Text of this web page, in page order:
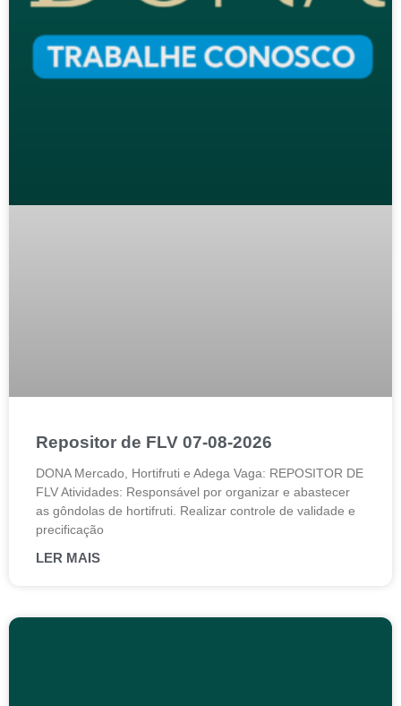
Repositor de FLV 07-08-2026
DONA Mercado, Hortifruti e Adega Vaga: REPOSITOR DE
FLV Atividades: Responsável por organizar e abastecer
as gôndolas de hortifruti. Realizar controle de validade e
precificação
LER MAIS